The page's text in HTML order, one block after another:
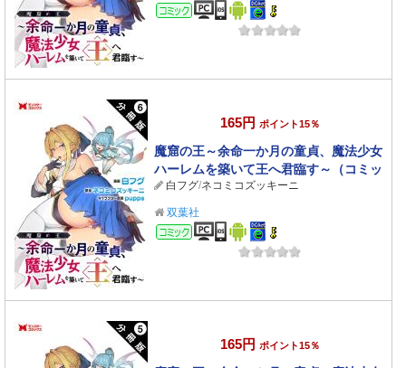
コミック
165円 ポイント15％
魔窟の王～余命一か月の童貞、魔法少女
ハーレムを築いて王へ君臨す～（コミッ
ク） 分冊版 ： 6
白フグ/ネコミコズッキーニ
双葉社
コミック
165円 ポイント15％